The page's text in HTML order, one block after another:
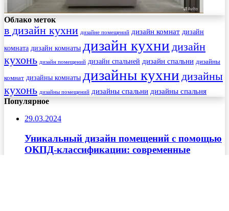
Облако меток
в дизайн кухни дизайне помещений дизайн комнат дизайн
комната дизайн комнаты дизайн кухни дизайн
кухонь дизайн помещений дизайн спальней дизайн спальни дизайны
комнат дизайны комнаты дизайны кухни дизайны
кухонь дизайны помещений дизайны спальни дизайны спальня
Популярное
29.03.2024
Уникальный дизайн помещений с помощью
ОКПД-классификации: современные